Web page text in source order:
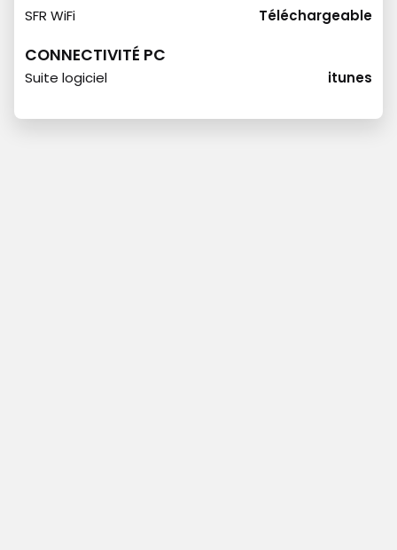
SFR WiFi
Téléchargeable
CONNECTIVITÉ PC
Suite logiciel itunes